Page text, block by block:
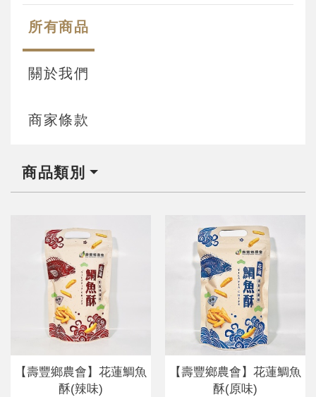
所有商品
關於我們
商家條款
商品類別
【壽豐鄉農會】花蓮鯛魚
酥(辣味)
【壽豐鄉農會】花蓮鯛魚
酥(原味)